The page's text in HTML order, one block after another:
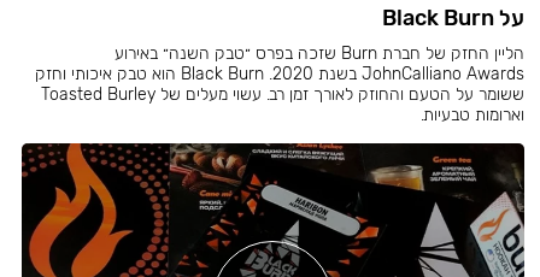
על Black Burn
הליין החזק של חברת Burn שזכה בפרס ״טבק השנה״ באירוע
JohnCalliano Awards בשנת 2020. Black Burn הוא טבק איכותי וחזק
ששומר על הטעם והחוזק לאורך זמן רב. עשוי מעלים של Toasted Burley
וארומות טבעיות.